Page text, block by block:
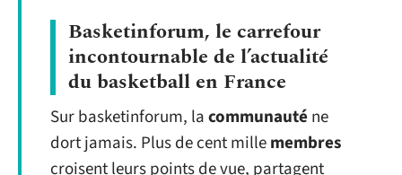
Basketinforum, le carrefour
incontournable de l’actualité
du basketball en France
Sur basketinforum, lacommunauté ne
dort jamais. Plus de cent millemembres
croisent leurs points de vue, partagent